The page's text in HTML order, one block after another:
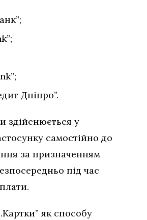
Дніпро”.
здійснюється у
самостійно до
за призначенням
під час
як способу